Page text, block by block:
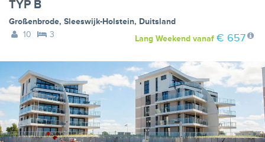
TYP B
Großenbrode, Sleeswijk-Holstein, Duitsland
10
3 Lang Weekendvanaf € 657